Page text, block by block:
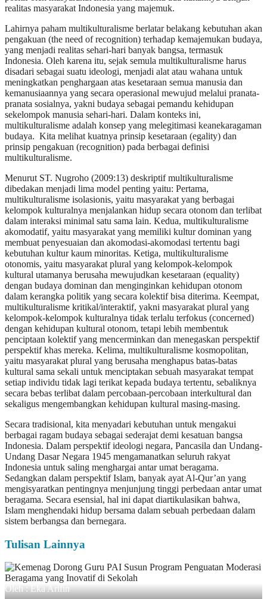
realitas masyarakat Indonesia yang majemuk.
Lahirnya paham multikulturalisme berlatar belakang kebutuhan akan
pengakuan (the need of recognition) terhadap kemajemukan budaya,
yang menjadi realitas sehari-hari banyak bangsa, termasuk
Indonesia. Oleh karena itu, sejak semula multikulturalisme harus
disadari sebagai suatu ideologi, menjadi alat atau wahana untuk
meningkatkan penghargaan atas kesetaraan semua manusia dan
kemanusiaannya yang secara operasional mewujud melalui pranata-
pranata sosialnya, yakni budaya sebagai pemandu kehidupan
sekelompok manusia sehari-hari. Dalam konteks ini,
multikulturalisme adalah konsep yang melegitimasi keanekaragaman
budaya. Kita melihat kuatnya prinsip kesetaraan (egality) dan
prinsip pengakuan (recognition) pada berbagai definisi
multikulturalisme.
Menurut ST. Nugroho (2009:13) deskriptif multikulturalisme
dibedakan menjadi lima model penting yaitu: Pertama,
multikulturalisme isolasionis, yaitu masyarakat yang berbagai
kelompok kulturalnya menjalankan hidup secara otonom dan terlibat
dalam interaksi minimal satu sama lain. Kedua, multikulturalisme
akomodatif, yaitu masyarakat yang memiliki kultur dominan yang
membuat penyesuaian dan akomodasi-akomodasi tertentu bagi
kebutuhan kultur kaum minoritas. Ketiga, multikulturalisme
otonomis, yaitu masyarakat plural yang kelompok-kelompok
kultural utamanya berusaha mewujudkan kesetaraan (equality)
dengan budaya dominan dan menginginkan kehidupan otonom
dalam kerangka politik yang secara kolektif bisa diterima. Keempat,
multikulturalisme kritikal/interaktif, yakni masyarakat plural yang
kelompok-kelompok kulturalnya tidak terlalu terfokus (concerned)
dengan kehidupan kultural otonom, tetapi lebih membentuk
penciptaan kolektif yang mencerminkan dan menegaskan perspektif
perspektif khas mereka. Kelima, multikulturalisme kosmopolitan,
yaitu masyarakat plural yang berusaha menghapus batas-batas
kultural sama sekali untuk menciptakan sebuah masyarakat tempat
setiap individu tidak lagi terikat kepada budaya tertentu, sebaliknya
secara bebas terlibat dalam percobaan-percobaan interkultural dan
sekaligus mengembangkan kehidupan kultural masing-masing.
Secara tradisional, kita menyadari kebutuhan untuk mengakui
berbagai ragam budaya sebagai sederajat demi kesatuan bangsa
Indonesia. Dalam perspektif ideologi negara, Pancasila dan Undang-
Undang Dasar Negara 1945 mengamanatkan seluruh rakyat
Indonesia untuk saling menghargai antar umat beragama.
Sedangkan dalam perspektif Islam, banyak ayat Al-Qur’an yang
mengisyaratkan pentingnya menjunjung tinggi perbedaan antar umat
beragama. Secara esensial, hal ini dapat diartikulasikan bahwa,
Islam menghendaki hidup bersama dalam sebuah perbedaan dalam
sistem berbangsa dan bernegara.
Tulisan Lainnya
Oleh : Eka Arifin